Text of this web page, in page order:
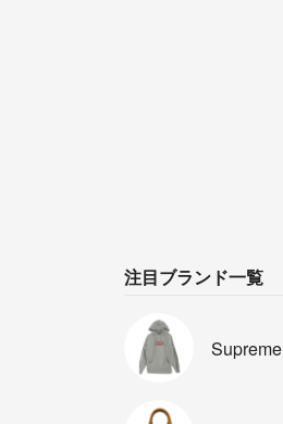
注目ブランド一覧
Supreme